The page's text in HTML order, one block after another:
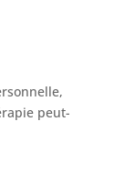
peut-